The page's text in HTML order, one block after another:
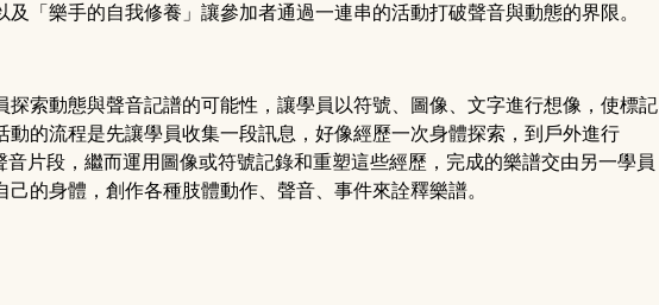
「樂手的自我修養」讓參加者通過一連串的活動打破聲音與動態的界限。
探索動態與聲音記譜的可能性，讓學員以符號、圖像、文字進行想像，使標記
動的流程是先讓學員收集一段訊息，好像經歷一次身體探索，到戶外進行
片段，繼而運用圖像或符號記錄和重塑這些經歷，完成的樂譜交由另一學員
的身體，創作各種肢體動作、聲音、事件來詮釋樂譜。